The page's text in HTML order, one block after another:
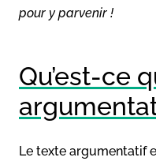
pour y parvenir !
Qu’est-ce
Le texte argumentatif